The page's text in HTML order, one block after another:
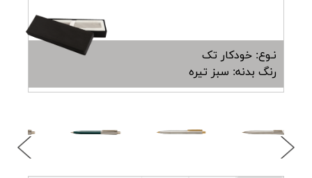
نـوع: خودکار تک
رنگ بدنه: سبز تیره